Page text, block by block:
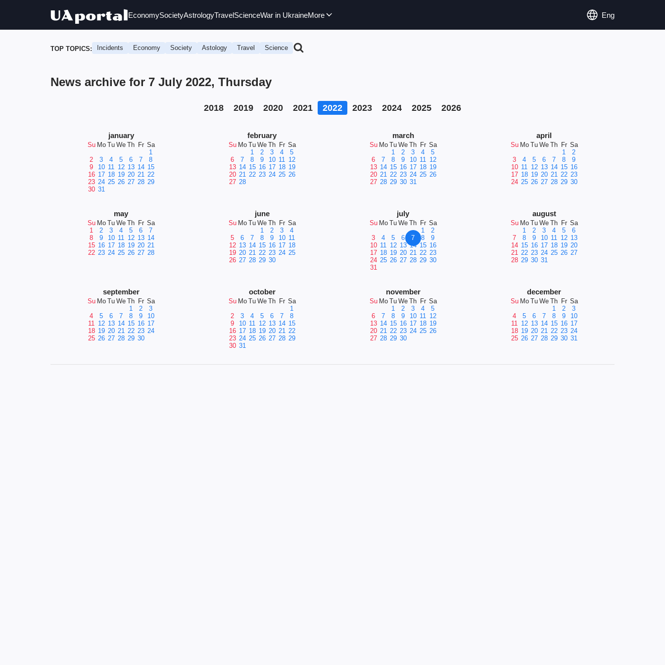
EconomySocietyAstrologyTravelScienceWar in UkraineMore Eng
TOP TOPICS: Incidents Economy Society Astology Travel Science
News archive for 7 July 2022, Thursday
2018 2019 2020 2021 2022 2023 2024 2025 2026
january
Su Mo Tu We Th Fr Sa
1
2
3 4 5 6 7
8
9
10 11 12 13 14 15
16 17 18 19 20 21 22
23 24 25 26 27 28 29
30 31
february
Su Mo Tu We Th Fr Sa
1
2 3 4
5
6
7 8 9 10 11 12
13 14 15 16 17 18 19
20 21 22 23 24 25 26
27 28
march
Su Mo Tu We Th Fr Sa
1
2 3 4
5
6
7 8 9 10 11 12
13 14 15 16 17 18 19
20 21 22 23 24 25 26
27 28 29 30 31
april
Su Mo Tu We Th Fr Sa
1
2
3
4 5 6 7 8
9
10 11 12 13 14 15 16
17 18 19 20 21 22 23
24 25 26 27 28 29 30
may
Su Mo Tu We Th Fr Sa
1
2 3 4 5 6
7
8
9 10 11 12 13 14
15 16 17 18 19 20 21
22 23 24 25 26 27 28
june
Su Mo Tu We Th Fr Sa
1
2 3
4
5
6 7 8 9 10 11
12 13 14 15 16 17 18
19 20 21 22 23 24 25
26 27 28 29 30
july
Su Mo Tu We Th Fr Sa
1
2
3
4 5 6 7 8
9
10 11 12 13 14 15 16
17 18 19 20 21 22 23
24 25 26 27 28 29 30
31
august
Su Mo Tu We Th Fr Sa
1
2 3 4 5
6
7
8 9 10 11 12 13
14 15 16 17 18 19 20
21 22 23 24 25 26 27
28 29 30 31
september
Su Mo Tu We Th Fr Sa
1
2
3
4
5 6 7 8 9
10
11 12 13 14 15 16 17
18 19 20 21 22 23 24
25 26 27 28 29 30
october
Su Mo Tu We Th Fr Sa
1
2
3 4 5 6 7
8
9
10 11 12 13 14 15
16 17 18 19 20 21 22
23 24 25 26 27 28 29
30 31
november
Su Mo Tu We Th Fr Sa
1
2 3 4
5
6
7 8 9 10 11 12
13 14 15 16 17 18 19
20 21 22 23 24 25 26
27 28 29 30
december
Su Mo Tu We Th Fr Sa
1
2
3
4
5 6 7 8 9
10
11 12 13 14 15 16 17
18 19 20 21 22 23 24
25 26 27 28 29 30 31